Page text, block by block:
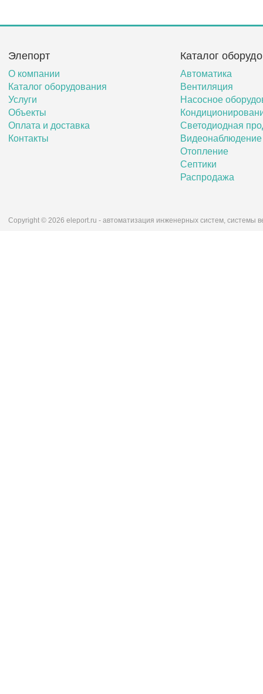
Элепорт
О компании
Каталог оборудования
Услуги
Объекты
Оплата и доставка
Контакты
Каталог
Автоматика
Вентиляция
Насосное
Светодиодная
Видеонаблюдение
Отопление
Септики
Распродажа
Copyright © 2026 eleport.ru - автоматизация инженерных систем, системы